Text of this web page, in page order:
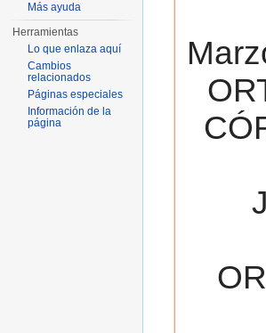
Más ayuda
Herramientas
Lo que enlaza aquí
Cambios
relacionados
Páginas especiales
Información de la
página